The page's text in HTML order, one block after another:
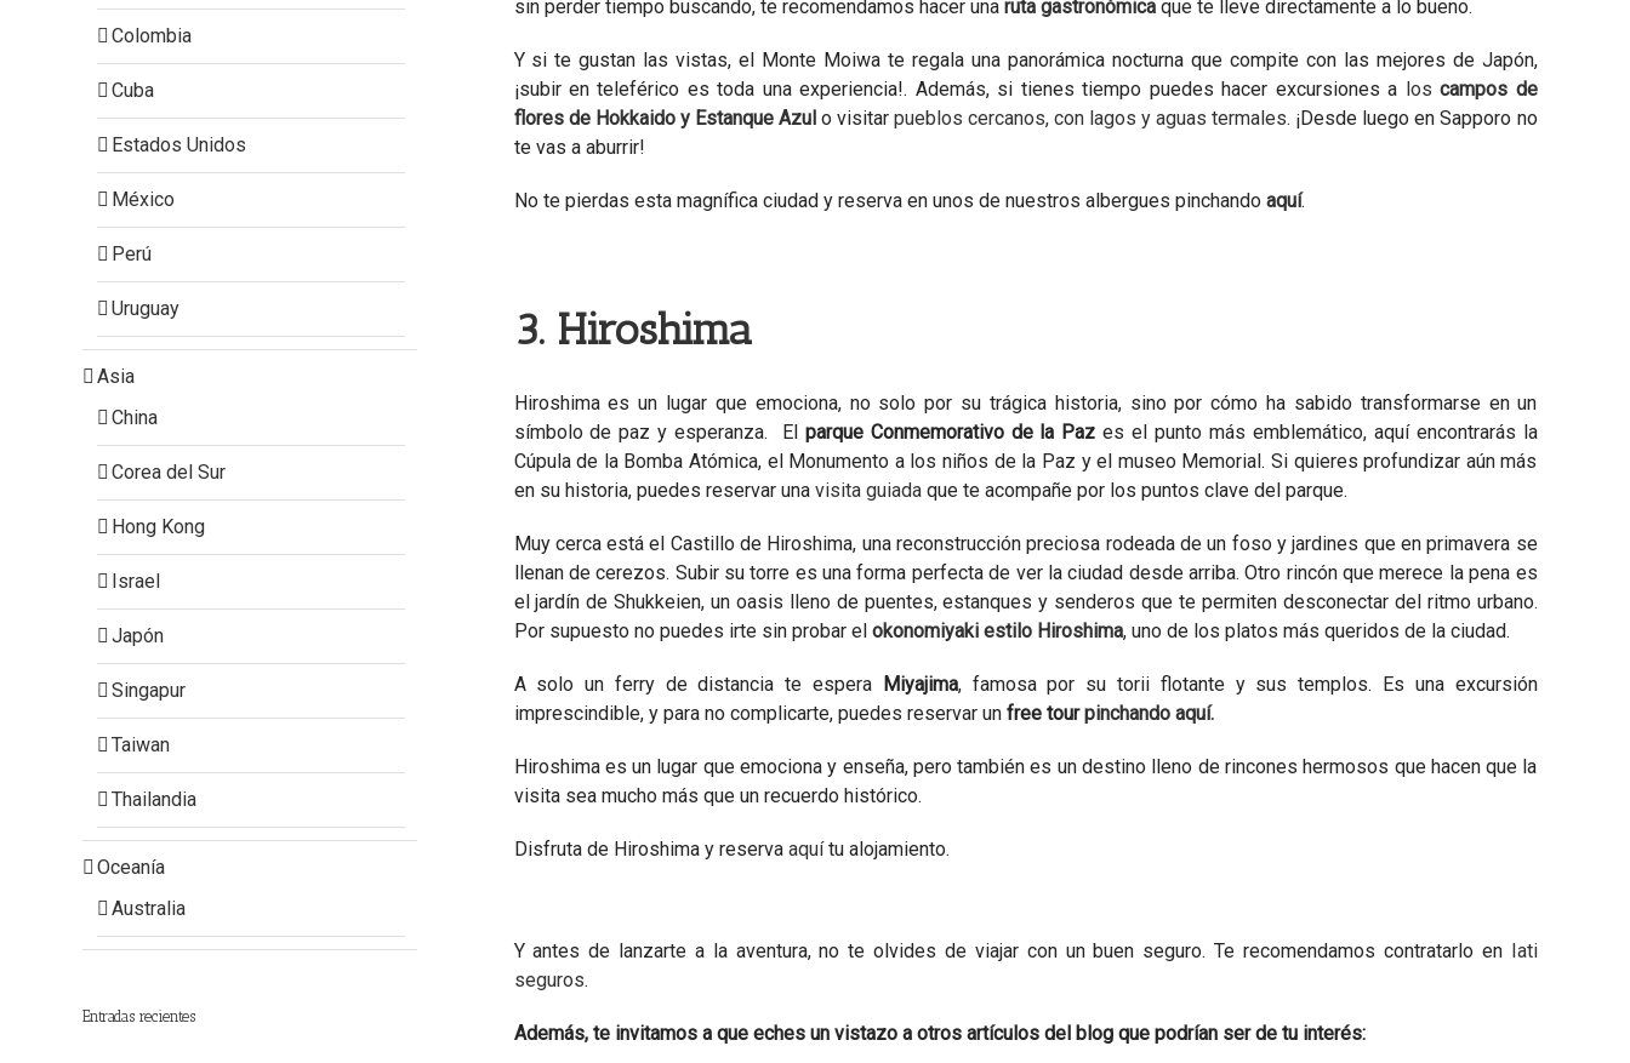
sin perder tiempo buscando, te recomendamos hacer una ruta gastronómicaque te lleve directamente a lo bueno.
Y si te gustan las vistas, el Monte Moiwa te regala una panorámica nocturna que compite con las mejores de Japón,
¡subir en teleférico es toda una experiencia!. Además, si tienes tiempo puedes hacer excursiones a loscampos de
flores de Hokkaido y Estanque Azul o visitar pueblos cercanos, con lagos y aguas termales. ¡Desde luego en Sapporo no
te vas a aburrir!
No te pierdas esta magnífica ciudad y reserva en unos de nuestros albergues pinchando aquí.
3. Hiroshima
Hiroshima es un lugar que emociona, no solo por su trágica historia, sino por cómo ha sabido transformarse en un
símbolo de paz y esperanza. El parque Conmemorativo de la Paz es el punto más emblemático, aquí encontrarás la
Cúpula de la Bomba Atómica, el Monumento a los niños de la Paz y el museo Memorial. Si quieres profundizar aún más
en su historia, puedes reservar una visita guiadaque te acompañe por los puntos clave del parque.
Muy cerca está el Castillo de Hiroshima, una reconstrucción preciosa rodeada de un foso y jardines que en primavera se
llenan de cerezos. Subir su torre es una forma perfecta de ver la ciudad desde arriba. Otro rincón que merece la pena es
el jardín de Shukkeien, un oasis lleno de puentes, estanques y senderos que te permiten desconectar del ritmo urbano.
Por supuesto no puedes irte sin probar el okonomiyaki estilo Hiroshima, uno de los platos más queridos de la ciudad.
A solo un ferry de distancia te espera Miyajima, famosa por su torii flotante y sus templos. Es una excursión
imprescindible, y para no complicarte, puedes reservar un free tourpinchando aquí.
Hiroshima es un lugar que emociona y enseña, pero también es un destino lleno de rincones hermosos que hacen que la
visita sea mucho más que un recuerdo histórico.
Disfruta de Hiroshima y reserva aquítu alojamiento.
Y antes de lanzarte a la aventura, no te olvides de viajar con un buen seguro. Te recomendamos contratarlo en Iati
seguros.
Además, te invitamos a que eches un vistazo a otros artículos del blog que podrían ser de tu interés:
Colombia
Cuba
Estados Unidos
México
Perú
Uruguay
Asia
China
Corea del Sur
Hong Kong
Israel
Japón
Singapur
Taiwan
Thailandia
Oceanía
Australia
Entradas recientes